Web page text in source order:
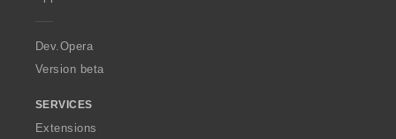
a
Dev.Opera
Version beta
SERVICES
Extensions